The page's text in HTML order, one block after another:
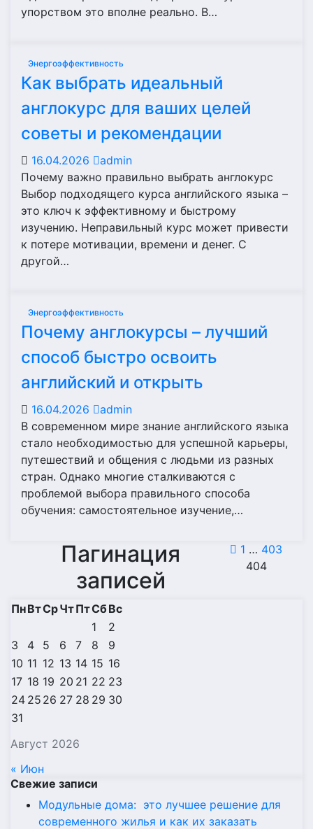
упорством это вполне реально. В…
Энергоэффективность
Как выбрать идеальный
англокурс для ваших целей
советы и рекомендации
16.04.2026
admin
Почему важно правильно выбрать англокурс
Выбор подходящего курса английского языка –
это ключ к эффективному и быстрому
изучению. Неправильный курс может привести
к потере мотивации, времени и денег. С
другой…
Энергоэффективность
Почему англокурсы – лучший
способ быстро освоить
английский и открыть
16.04.2026
admin
В современном мире знание английского языка
стало необходимостью для успешной карьеры,
путешествий и общения с людьми из разных
стран. Однако многие сталкиваются с
проблемой выбора правильного способа
обучения: самостоятельное изучение,…
Пагинация
записей
1 … 403
404
Август 2026
ПнВтСрЧтПтСбВс
1
2
3
4 5 6 7 8
9
10 11 12 13 14 15 16
17 18 19 20 21 22 23
24 25 26 27 28 29 30
31
« Июн
Свежие записи
Модульные дома: это лучшее решение для
современного жилья и как их заказать